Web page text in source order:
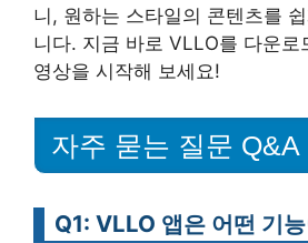
니, 원하는 스타일의 콘텐츠를
니다. 지금 바로 VLLO를 다운로
영상을 시작해 보세요!
자주 묻는 질문 Q&A
Q1: VLLO 앱은 어떤 기